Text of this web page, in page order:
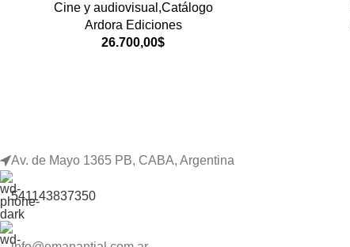
Cine y audiovisual,Catálogo
Ardora Ediciones
26.700,00$
Av. de Mayo 1365 PB, CABA, Argentina
541143837350